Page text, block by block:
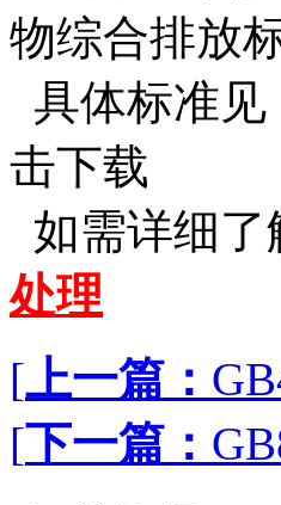
物综合排放
具体标准见
击下载
如需详细
处理
[上一篇：
[下一篇：